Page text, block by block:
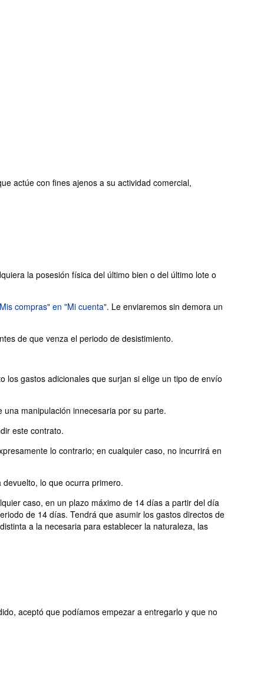
actúe con fines ajenos a su actividad comercial,
la posesión física del último bien o del último lote o
compras" en "Mi cuenta". Le enviaremos sin demora un
de que venza el periodo de desistimiento.
los gastos adicionales que surjan si elige un tipo de envío
manipulación innecesaria por su parte.
este contrato.
lo contrario; en cualquier caso, no incurrirá en
lo que ocurra primero.
caso, en un plazo máximo de 14 días a partir del día
de 14 días. Tendrá que asumir los gastos directos de
a la necesaria para establecer la naturaleza, las
aceptó que podíamos empezar a entregarlo y que no